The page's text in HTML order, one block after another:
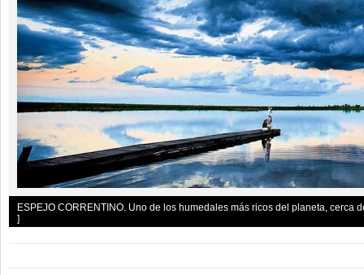
ESPEJO CORRENTINO. Uno de los humedales más ricos del planeta, cerca
]